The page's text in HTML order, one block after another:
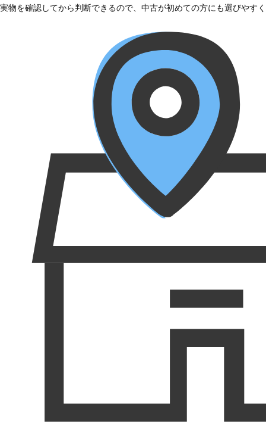
実物を確認してから判断できるので、中古が初めての方にも選びやす